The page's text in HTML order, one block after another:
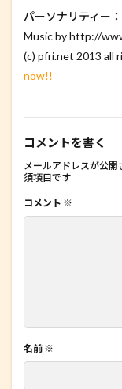
パーソナリティー
Music by http://
(c) pfri.net 2013 all
now!!
コメントを書く
メールアドレスが公開
須項目です
コメント ※
名前 ※